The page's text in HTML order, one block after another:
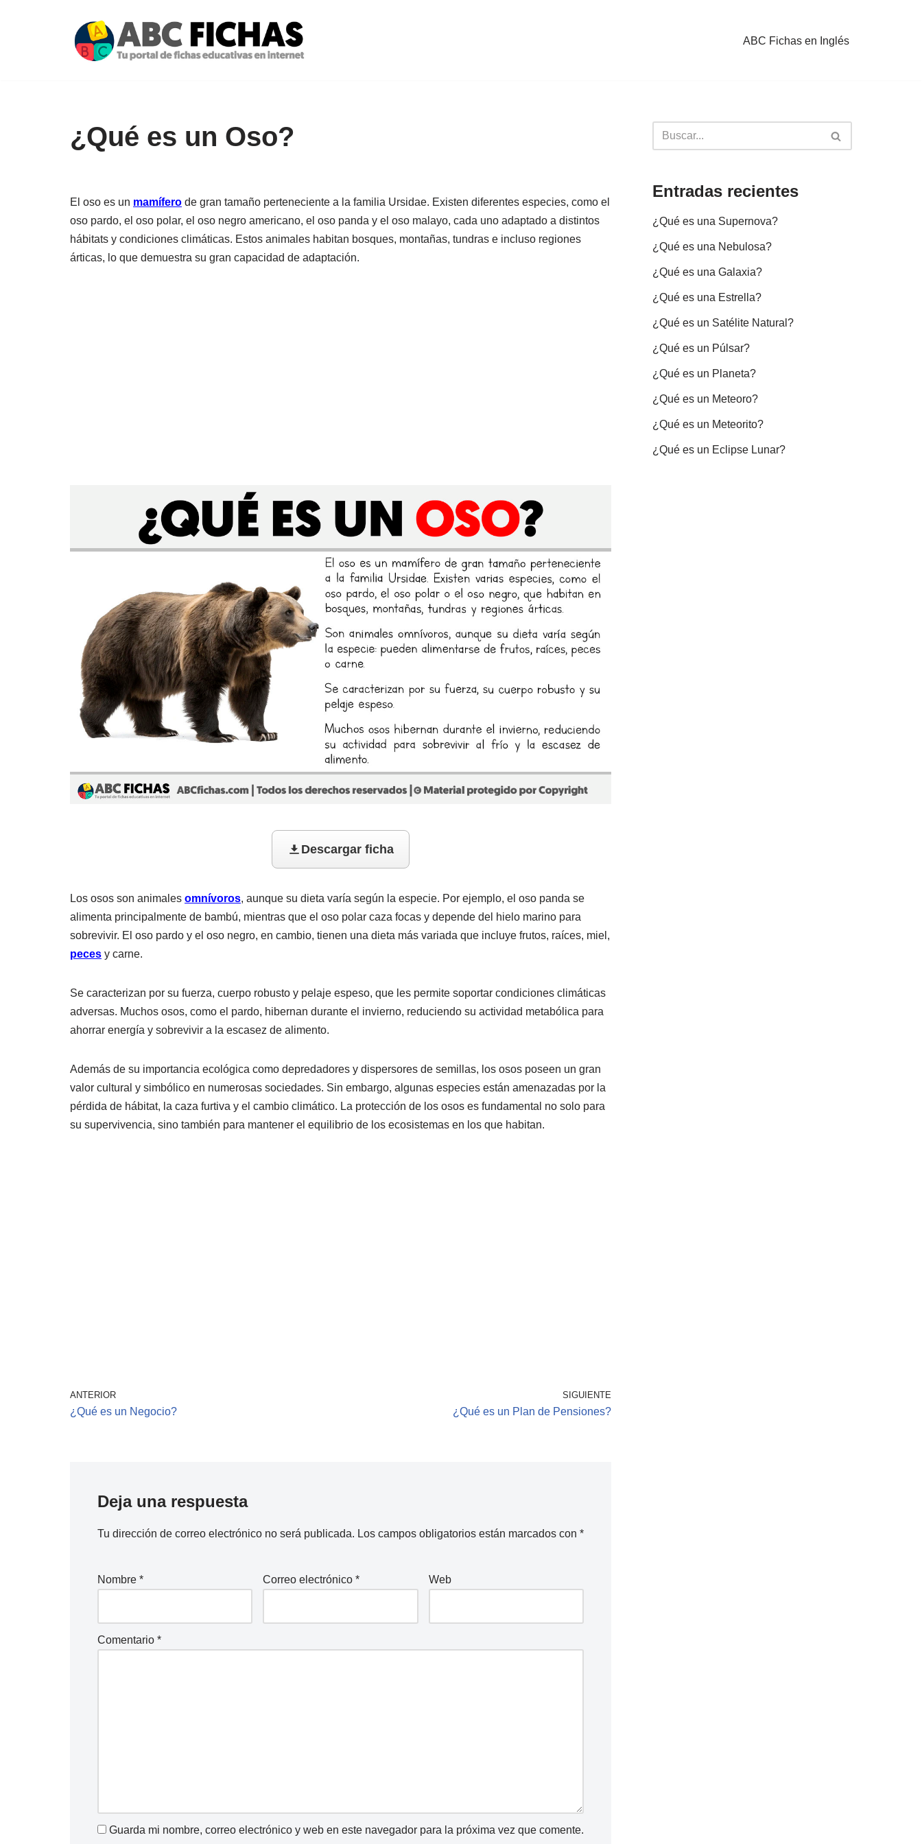
ABC Fichas en Inglés
¿Qué es un Oso?
El oso es un mamífero de gran tamaño perteneciente a la familia Ursidae. Existen diferentes especies, como el
oso pardo, el oso polar, el oso negro americano, el oso panda y el oso malayo, cada uno adaptado a distintos
hábitats y condiciones climáticas. Estos animales habitan bosques, montañas, tundras e incluso regiones
árticas, lo que demuestra su gran capacidad de adaptación.
Descargar ficha
Los osos son animales omnívoros, aunque su dieta varía según la especie. Por ejemplo, el oso panda se
alimenta principalmente de bambú, mientras que el oso polar caza focas y depende del hielo marino para
sobrevivir. El oso pardo y el oso negro, en cambio, tienen una dieta más variada que incluye frutos, raíces, miel,
peces y carne.
Se caracterizan por su fuerza, cuerpo robusto y pelaje espeso, que les permite soportar condiciones climáticas
adversas. Muchos osos, como el pardo, hibernan durante el invierno, reduciendo su actividad metabólica para
ahorrar energía y sobrevivir a la escasez de alimento.
Además de su importancia ecológica como depredadores y dispersores de semillas, los osos poseen un gran
valor cultural y simbólico en numerosas sociedades. Sin embargo, algunas especies están amenazadas por la
pérdida de hábitat, la caza furtiva y el cambio climático. La protección de los osos es fundamental no solo para
su supervivencia, sino también para mantener el equilibrio de los ecosistemas en los que habitan.
ANTERIOR
¿Qué es un Negocio?
SIGUIENTE
¿Qué es un Plan de Pensiones?
Deja una respuesta
Tu dirección de correo electrónico no será publicada. Los campos obligatorios están marcados con *
Nombre * Correo electrónico* Web
Comentario *
Guarda mi nombre, correo electrónico y web en este navegador para la próxima vez que comente.
Entradas recientes
¿Qué es una Supernova?
¿Qué es una Nebulosa?
¿Qué es una Galaxia?
¿Qué es una Estrella?
¿Qué es un Satélite Natural?
¿Qué es un Púlsar?
¿Qué es un Planeta?
¿Qué es un Meteoro?
¿Qué es un Meteorito?
¿Qué es un Eclipse Lunar?